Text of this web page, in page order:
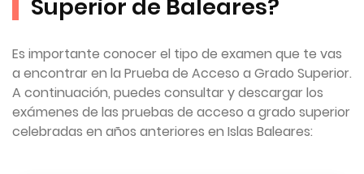
Superior de Baleares?
Es importante conocer el tipo de examen que te vas
a encontrar en la Prueba de Acceso a Grado Superior.
A continuación, puedes consultar y descargar los
exámenes de las pruebas de acceso a grado superior
celebradas en años anteriores en Islas Baleares: